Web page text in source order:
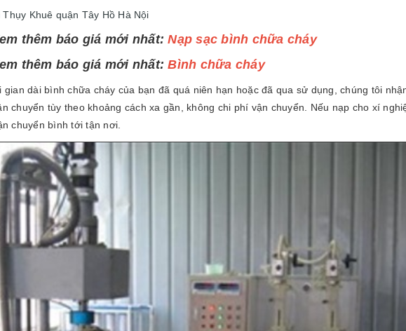
Khuê quận Tây Hồ Hà Nội
thêm báo giá mới nhất:Nạp sạc bình chữa cháy
thêm báo giá mới nhất:Bình chữa cháy
gian dài bình chữa cháy của bạn đã quá niên hạn hoặc đã qua sử dụng, chúng tôi
chuyển tùy theo khoảng cách xa gần, không chi phí vận chuyển. Nếu nạp cho xí
chuyển bình tới tận nơi.